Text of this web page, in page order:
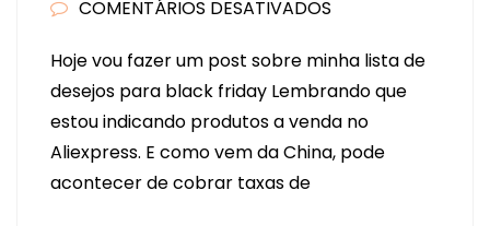
COMENTÁRIOS DESATIVADOS
BLACK
FRIDAY
.
FERRAMENTAS
Hoje vou fazer um post sobre minha lista de
desejos para black friday Lembrando que
estou indicando produtos a venda no
Aliexpress. E como vem da China, pode
acontecer de cobrar taxas de